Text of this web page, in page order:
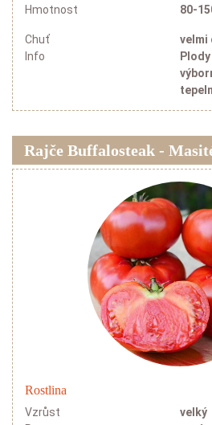
Hmotnost
80-
Chuť
velmi
Info
Rajče Buffalosteak -
Rostlina
Vzrůst
velký